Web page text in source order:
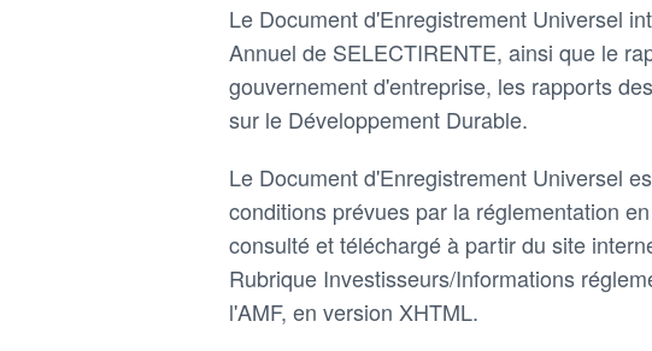
Le Document d'Enregistrement Universel
Annuel de SELECTIRENTE, ainsi que le
gouvernement d'entreprise, les rapports
sur le Développement Durable.
Le Document d'Enregistrement Universel
conditions prévues par la réglementation
consulté et téléchargé à partir du site
Rubrique Investisseurs/Informations
l'AMF, en version XHTML.